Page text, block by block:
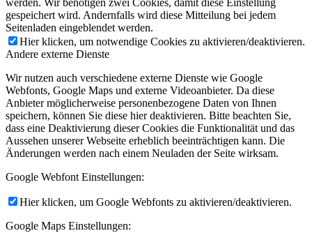
gespeichert wird. Andernfalls wird diese Mitteilung bei jedem
Seitenladen eingeblendet werden.
Hier klicken, um notwendige Cookies zu aktivieren/deaktivieren.
Andere externe Dienste
Wir nutzen auch verschiedene externe Dienste wie Google
Webfonts, Google Maps und externe Videoanbieter. Da diese
Anbieter möglicherweise personenbezogene Daten von Ihnen
speichern, können Sie diese hier deaktivieren. Bitte beachten Sie,
dass eine Deaktivierung dieser Cookies die Funktionalität und das
Aussehen unserer Webseite erheblich beeinträchtigen kann. Die
Änderungen werden nach einem Neuladen der Seite wirksam.
Google Webfont Einstellungen:
Hier klicken, um Google Webfonts zu aktivieren/deaktivieren.
Google Maps Einstellungen: